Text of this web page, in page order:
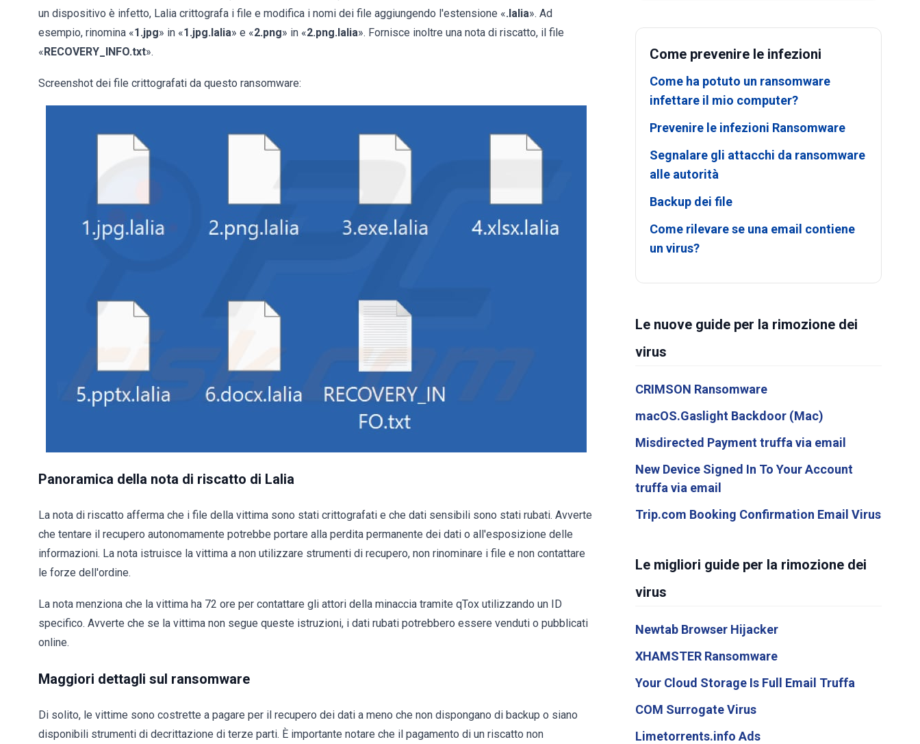
un dispositivo è infetto, Lalia crittografa i file e modifica i nomi dei file aggiungendo l'estensione «.lalia». Ad
esempio, rinomina «1.jpg» in «1.jpg.lalia» e «2.png» in «2.png.lalia». Fornisce inoltre una nota di riscatto, il file
«RECOVERY_INFO.txt».
Screenshot dei file crittografati da questo ransomware:
Panoramica della nota di riscatto di Lalia
La nota di riscatto afferma che i file della vittima sono stati crittografati e che dati sensibili sono stati rubati. Avverte
che tentare il recupero autonomamente potrebbe portare alla perdita permanente dei dati o all'esposizione delle
informazioni. La nota istruisce la vittima a non utilizzare strumenti di recupero, non rinominare i file e non contattare
le forze dell'ordine.
La nota menziona che la vittima ha 72 ore per contattare gli attori della minaccia tramite qTox utilizzando un ID
specifico. Avverte che se la vittima non segue queste istruzioni, i dati rubati potrebbero essere venduti o pubblicati
online.
Maggiori dettagli sul ransomware
Di solito, le vittime sono costrette a pagare per il recupero dei dati a meno che non dispongano di backup o siano
disponibili strumenti di decrittazione di terze parti. È importante notare che il pagamento di un riscatto non
Come prevenire le infezioni
Come ha potuto un ransomware
infettare il mio computer?
Prevenire le infezioni Ransomware
Segnalare gli attacchi da ransomware
alle autorità
Backup dei file
Come rilevare se una email contiene
un virus?
Le nuove guide per la rimozione dei
virus
CRIMSON Ransomware
macOS.Gaslight Backdoor (Mac)
Misdirected Payment truffa via email
New Device Signed In To Your Account
truffa via email
Trip.com Booking Confirmation Email Virus
Le migliori guide per la rimozione dei
virus
Newtab Browser Hijacker
XHAMSTER Ransomware
Your Cloud Storage Is Full Email Truffa
COM Surrogate Virus
Limetorrents.info Ads